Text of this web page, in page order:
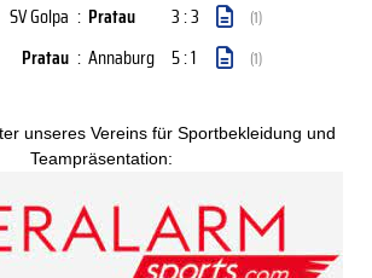
SV Golpa : Pratau 3 : 3 (1)
Pratau : Annaburg 5 : 1 (1)
unseres Vereins für Sportbekleidung und
Teampräsentation: